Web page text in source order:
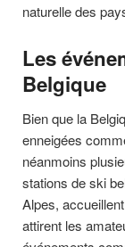
naturelle des
Les
Belgique
Bien que la
enneigées
néanmoins
stations de ski
Alpes,
attirent les